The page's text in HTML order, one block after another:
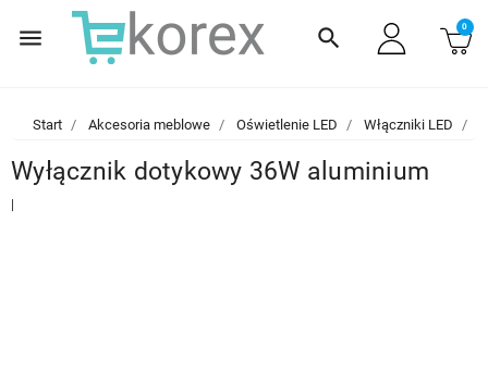
menu search 0
Start Akcesoria meblowe Oświetlenie LED Włączniki LED
Wyłącznik dotykowy 36W aluminium
|